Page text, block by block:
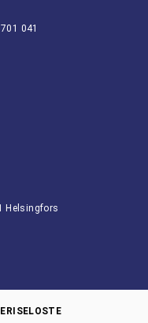
041
Helsingfors